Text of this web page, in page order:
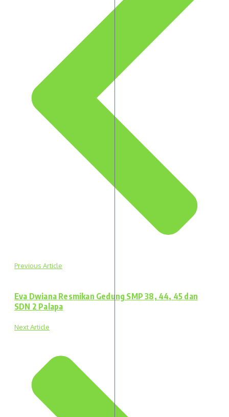
Previous Article
Eva Dwiana Resmikan Gedung SMP 38, 44, 45 dan
SDN 2 Palapa
Next Article